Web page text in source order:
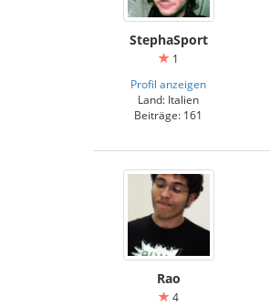
StephaSport
1
Profil anzeigen
Land: Italien
Beiträge: 161
Rao
4